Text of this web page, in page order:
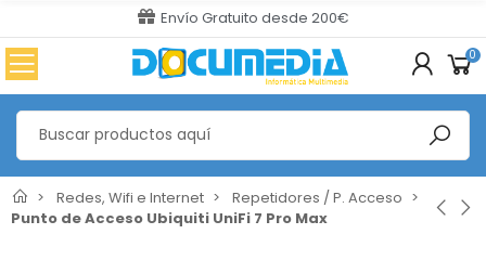
Envío Gratuito desde 200€
0
Redes, Wifi e Internet
Repetidores / P. Acceso
Punto de Acceso Ubiquiti UniFi 7 Pro Max